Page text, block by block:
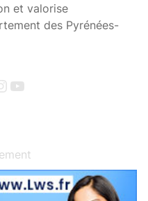
et valorise
des Pyrénées-
YouTube